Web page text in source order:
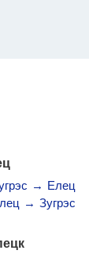
→ Елец
→ Зугрэс